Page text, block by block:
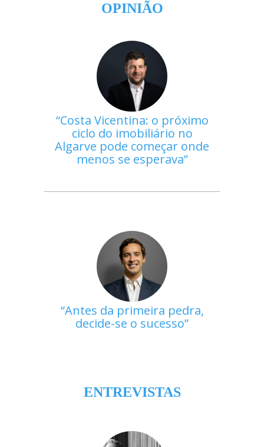
OPINIÃO
Costa Vicentina: o próximo
ciclo do imobiliário no
Algarve pode começar onde
menos se esperava
Antes da primeira pedra,
decide-se o sucesso
ENTREVISTAS